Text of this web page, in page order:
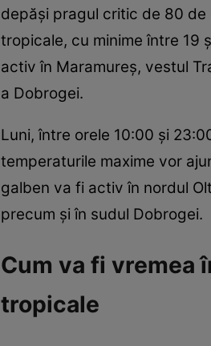
depăși pragul critic de 80 de
tropicale, cu minime între 19
activ în Maramureș, vestul
a Dobrogei.
Luni, între orele 10:00 și
temperaturile maxime vor
galben va fi activ în nordul
precum și în sudul Dobrogei.
Cum va fi vremea
tropicale